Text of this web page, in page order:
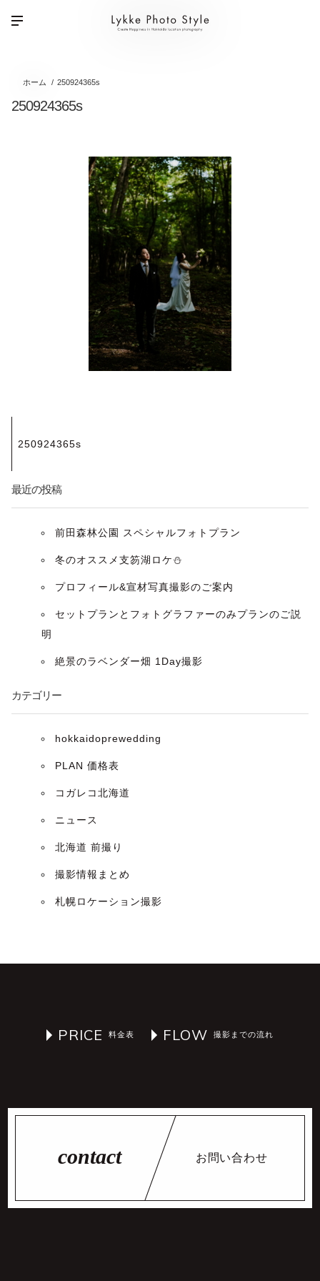
ホーム 250924365s
250924365s
稿
ナ
ン
250924365s
最近の投稿
前田森林公園 スペシャルフォトプラン
冬のオススメ支笏湖ロケ⛄️
プロフィール&宣材写真撮影のご案内
セットプランとフォトグラファーのみプランのご説
明
絶景のラベンダー畑 1Day撮影
カテゴリー
hokkaidoprewedding
PLAN 価格表
コガレコ北海道
ニュース
北海道 前撮り
撮影情報まとめ
札幌ロケーション撮影
PRICE FLOW
お問い合わせ